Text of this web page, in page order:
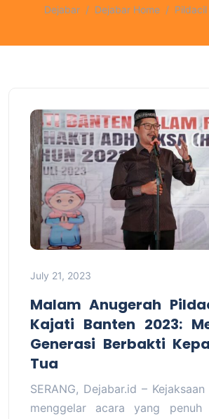
Dejabar Dejabar Home
July 21, 2023
Malam Anugerah
Kajati Banten 2023:
Generasi Berbakti
Tua
SERANG, Dejabar.id –
menggelar acara yang penuh